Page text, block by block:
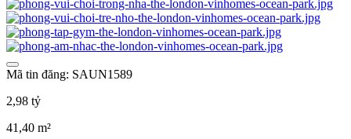
Mã tin đăng: SAUN1589
2,98 tỷ
41,40 m²